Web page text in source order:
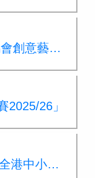
活動花絮 - 視藝拔尖組 賽馬會創意藝術中心（JCCAC）藝術探索之旅
2025/26」
獲獎消息 - 「香工盃2026 - 全港中小學雜耍比賽」